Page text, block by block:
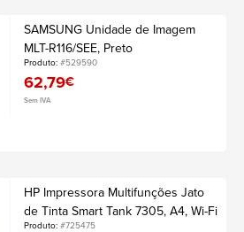
SAMSUNG Unidade de Imagem
MLT-R116/SEE, Preto
Produto:#529590
62,79€
Sem IVA
HP Impressora Multifunções Jato
de Tinta Smart Tank 7305, A4, Wi-Fi
Produto:#725475